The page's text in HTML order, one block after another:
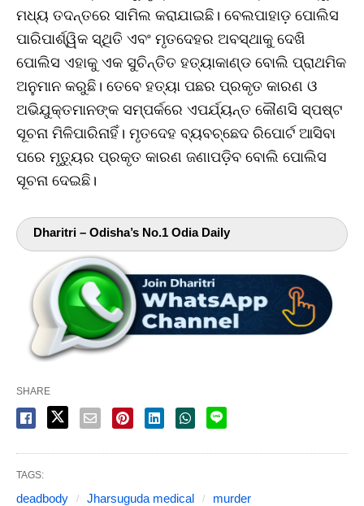
ମଧ୍ୟ ତଦନ୍ତରେ ସାମିଲ କରାଯାଇଛି। ବେଲପାହାଡ଼ ପୋଲିସ
ପାରିପାର୍ଶ୍ୱିକ ସ୍ଥିତି ଏବଂ ମୃତଦେହର ଅବସ୍ଥାକୁ ଦେଖି
ପୋଲିସ ଏହାକୁ ଏକ ସୁଚିନ୍ତିତ ହତ୍ୟାକାଣ୍ଡ ବୋଲି ପ୍ରାଥମିକ
ଅନୁମାନ କରୁଛି। ତେବେ ହତ୍ୟା ପଛର ପ୍ରକୃତ କାରଣ ଓ
ଅଭିଯୁକ୍ତମାନଙ୍କ ସମ୍ପର୍କରେ ଏପର୍ଯ୍ୟନ୍ତ କୌଣସି ସ୍ପଷ୍ଟ
ସୂଚନା ମିଳିପାରିନାହିଁ। ମୃତଦେହ ବ୍ୟବଚ୍ଛେଦ ରିପୋର୍ଟ ଆସିବା
ପରେ ମୃତ୍ୟୁର ପ୍ରକୃତ କାରଣ ଜଣାପଡ଼ିବ ବୋଲି ପୋଲିସ
ସୂଚନା ଦେଇଛି।
Dharitri – Odisha’s No.1 Odia Daily
SHARE
TAGS:
deadbody Jharsuguda medical murder